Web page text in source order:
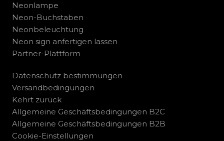
Neonlampe
Neon-Buchstaben
Neonbeleuchtung
Neon sign anfertigen lassen
Partner-Plattform
Datenschutz bestimmungen
Versandbedingungen
Kehrt zurück
Allgemeine Geschäftsbedingungen B2C
Allgemeine Geschäftsbedingungen B2B
Cookie-Einstellungen